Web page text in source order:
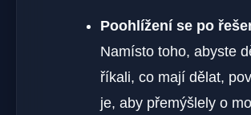
Poohlížení se po
Namísto toho, abyste
říkali, co mají dělat,
je, aby přemýšlely o